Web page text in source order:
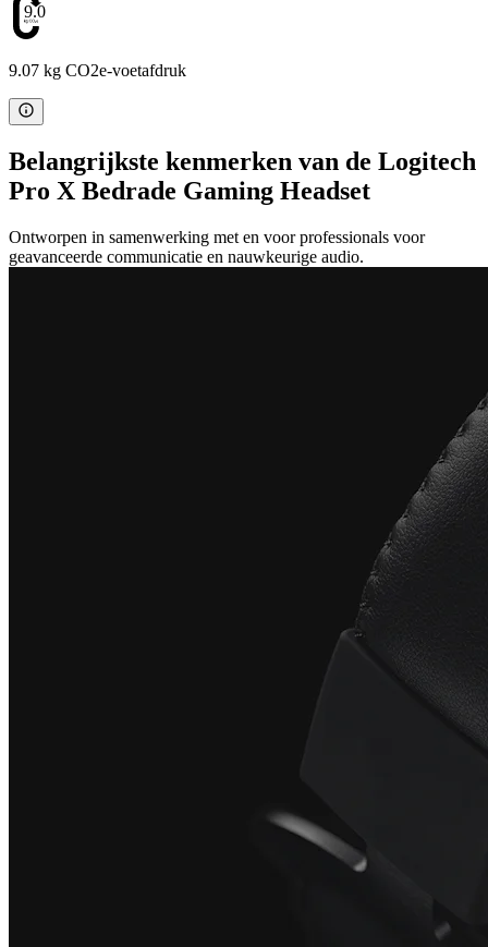
9.07
9.07 kg CO2e-voetafdruk
Belangrijkste kenmerken van de Logitech
Pro X Bedrade Gaming Headset
Ontworpen in samenwerking met en voor professionals voor
geavanceerde communicatie en nauwkeurige audio.